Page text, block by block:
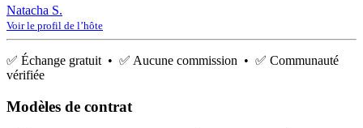
Natacha S.
Voir le profil de l’hôte
✅ Échange gratuit • ✅ Aucune commission • ✅ Communauté
vérifiée
Modèles de contrat